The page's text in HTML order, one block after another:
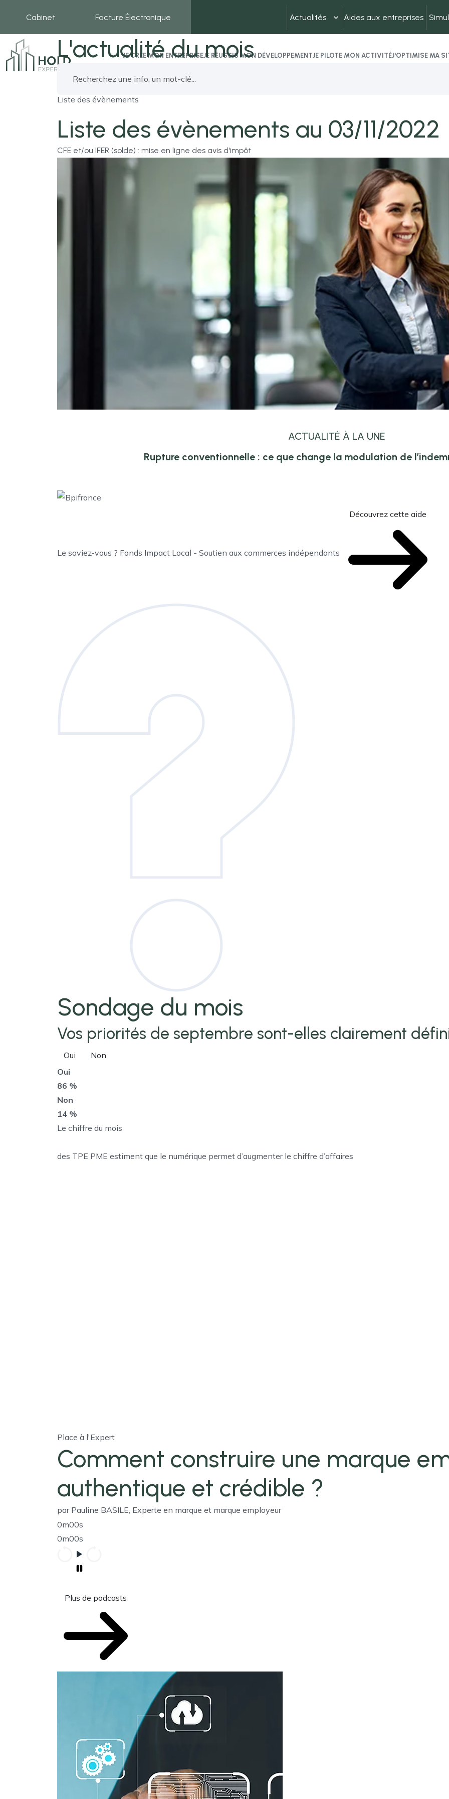
Cabinet Facture Électronique Actualités Aides aux entreprises
JE CRÉE MON ENTREPRISEJE RÉUSSIS MON DÉVELOPPEMENTJE PILOTE MON ACTIVITÉJ'OPTIMISE MA
L'actualité du mois
Liste des évènements
Liste des évènements au 03/11/2022
CFE et/ou IFER (solde) : mise en ligne des avis d'impôt
ACTUALITÉ À LA UNE
Rupture conventionnelle : ce que change la modulation de
Le saviez-vous ? Fonds Impact Local - Soutien aux commerces indépendants
Découvrez cette aide
Sondage du mois
Vos priorités de septembre sont-elles clairement
Oui
Non
Oui
86 %
Non
14 %
Le chiffre du mois
des TPE PME estiment que le numérique permet d’augmenter le chiffre d’affaires
Place à l'Expert
Comment construire une marque
authentique et crédible ?
par Pauline BASILE, Experte en marque et marque employeur
0m00s
0m00s
Plus de podcasts